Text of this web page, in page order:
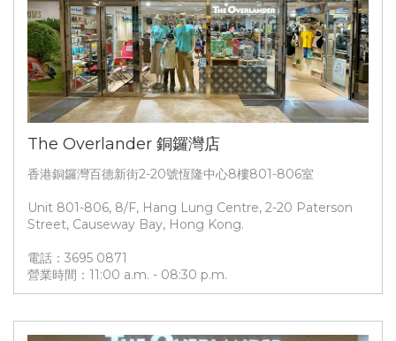
The Overlander 銅鑼灣店
香港銅鑼灣百德新街2-20號恆隆中心8樓801-806室
Unit 801-806, 8/F, Hang Lung Centre, 2-20 Paterson
Street, Causeway Bay, Hong Kong.
電話：3695 0871
營業時間：11:00 a.m. - 08:30 p.m.